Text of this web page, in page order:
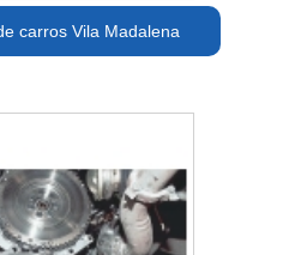
carros Vila Madalena